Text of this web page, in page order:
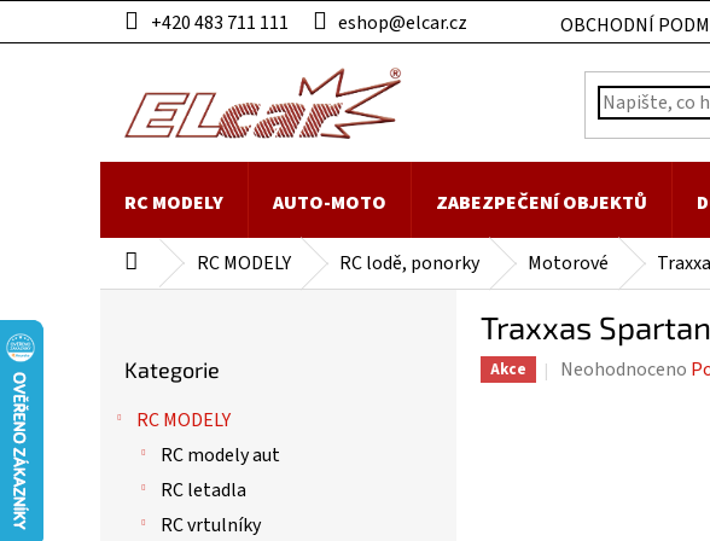
na
+420 483 711 111 eshop@elcar.cz OBCHODNÍ
RC MODELY AUTO-MOTO ZABEZPEČENÍ OBJEKTŮ
Domů RC MODELY RC lodě, ponorky Motorové
kategorie
Kategorie
RC MODELY
RC modely aut
RC letadla
RC vrtulníky
Traxxas
Akce
Průměrné
Neohodnoceno